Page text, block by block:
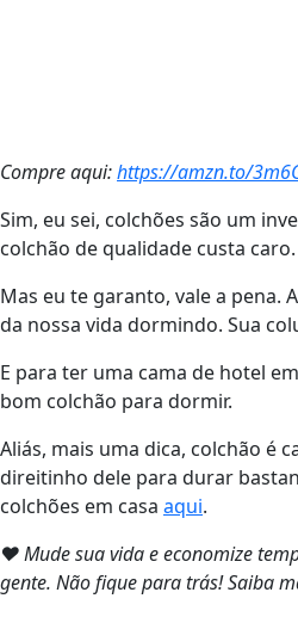
Compre aqui:https://amzn.to/
Sim, eu sei, colchões são um
colchão de qualidade custa caro.
Mas eu te garanto, vale a pena.
da nossa vida dormindo. Sua
E para ter uma cama de hotel
bom colchão para dormir.
Aliás, mais uma dica, colchão é
direitinho dele para durar
colchões em casa aqui.
❤ Mude sua vida e economize
gente. Não fique para trás! Saiba